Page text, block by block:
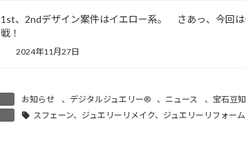
1st、2ndデザイン案件はイエロー系。 さあっ、今回は
戦！
2024年11月27日
お知らせ 、 デジタルジュエリー® 、 ニュース 、 宝石豆
スフェーン、ジュエリーリメイク、ジュエリーリフォー